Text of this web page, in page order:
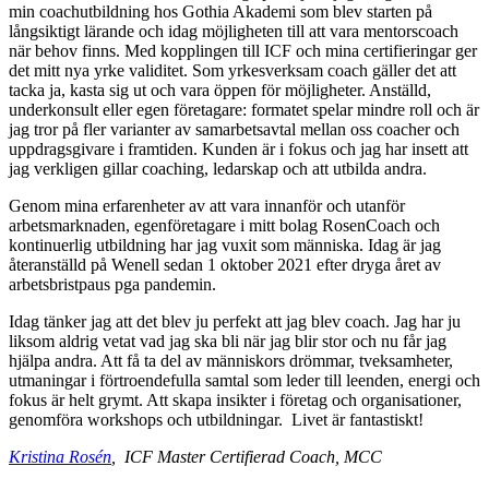
min coachutbildning hos Gothia Akademi som blev starten på
långsiktigt lärande och idag möjligheten till att vara mentorscoach
när behov finns. Med kopplingen till ICF och mina certifieringar ger
det mitt nya yrke validitet. Som yrkesverksam coach gäller det att
tacka ja, kasta sig ut och vara öppen för möjligheter. Anställd,
underkonsult eller egen företagare: formatet spelar mindre roll och är
jag tror på fler varianter av samarbetsavtal mellan oss coacher och
uppdragsgivare i framtiden. Kunden är i fokus och jag har insett att
jag verkligen gillar coaching, ledarskap och att utbilda andra.
Genom mina erfarenheter av att vara innanför och utanför
arbetsmarknaden, egenföretagare i mitt bolag RosenCoach och
kontinuerlig utbildning har jag vuxit som människa. Idag är jag
återanställd på Wenell sedan 1 oktober 2021 efter dryga året av
arbetsbristpaus pga pandemin.
Idag tänker jag att det blev ju perfekt att jag blev coach. Jag har ju
liksom aldrig vetat vad jag ska bli när jag blir stor och nu får jag
hjälpa andra. Att få ta del av människors drömmar, tveksamheter,
utmaningar i förtroendefulla samtal som leder till leenden, energi och
fokus är helt grymt. Att skapa insikter i företag och organisationer,
genomföra workshops och utbildningar. Livet är fantastiskt!
Kristina Rosén , ICF Master Certifierad Coach, MCC